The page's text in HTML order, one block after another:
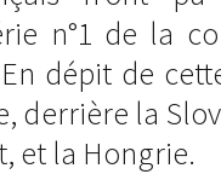
n°1 de la
dépit de
derrière la
et la Hongrie.